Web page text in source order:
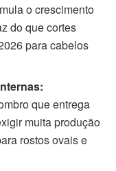
o crescimento
do que cortes
para cabelos
que entrega
muita produção
rostos ovais e